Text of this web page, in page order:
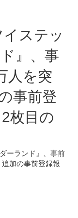
イステッ
』、事
人を突
事前登
枚目の
ーランド』、事前
加の事前登録報